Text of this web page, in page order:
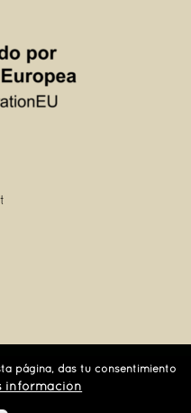
Boi de Llobregat | Barcelona | España |
+34 93 652 55 22
página, das tu consentimiento
información